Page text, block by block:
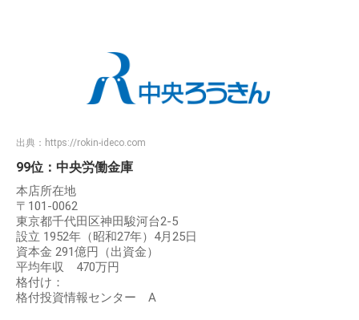
出典： https://rokin-ideco.com
99位：中央労働金庫
本店所在地
〒101-0062
東京都千代田区神田駿河台2-5
設立 1952年（昭和27年）4月25日
資本金 291億円（出資金）
平均年収 470万円
格付け：
格付投資情報センター A